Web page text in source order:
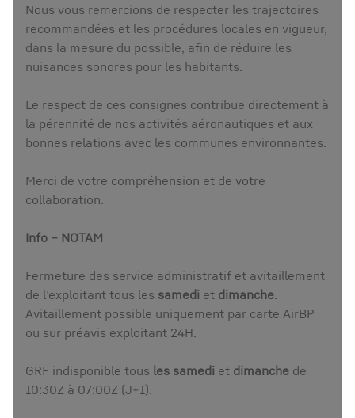
Nous vous remercions de respecter les trajectoires
recommandées et les procédures locales en vigueur,
dans la mesure du possible, afin de réduire les
nuisances sonores pour les habitants.
Le respect de ces consignes contribue directement à
la pérennité de nos activités aéronautiques et aux
bonnes relations avec les communes environnantes.
Merci de votre compréhension et de votre
collaboration.
Info – NOTAM
Fermeture des service administratif et avitaillement
de l’exploitant tous les samedi et dimanche.
Avitaillement possible uniquement par carte AirBP
ou sur préavis exploitant 24H.
GRF indisponible tous les samedi et dimanche de
10:30Z à 07:00Z (J+1).